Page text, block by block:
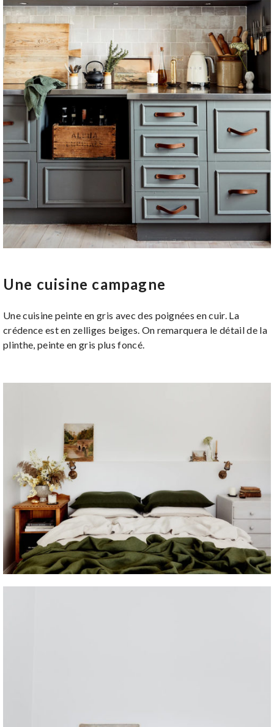
Une cuisine campagne
Une cuisine peinte en gris avec des poignées en cuir. La
crédence est en zelliges beiges. On remarquera le détail de la
plinthe, peinte en gris plus foncé.